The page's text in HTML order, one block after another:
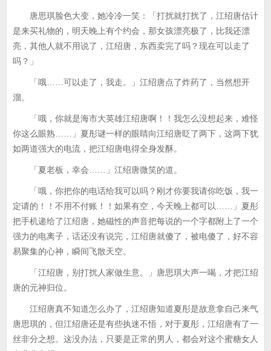
唐思琪脸色大变，她冷冷一笑：「打扰就打扰了，江绍唐估计
是来买礼物的，明天晚上有个约会，那女孩漂亮极了，比我还漂
亮，其他人就不用说了，江绍唐，东西卖完了吗？现在可以走了
吗？」
「哦……可以走了，我走。」江绍唐点了炸药了，当然想开
溜。
「哦，你就是海市大英雄江绍唐啊！！我怎么没想起来，难怪
你这么眼熟……」夏彤谜一样的眼睛向江绍唐眨了两下，这两下犹
如两道强大的电流，把江绍唐电得全身发酥。
「夏老板，幸会……」江绍唐微笑的道。
「哦，你把你的电话给我可以吗？刚才你要我请你吃饭，我一
定请的！！不用不付账！！如果有空，今天晚上都可以……」夏彤
把手机递给了江绍唐，她磁性的声音把每说的一个字都附上了一个
强力的电离子，话还没有说完，江绍唐就傻了，被电傻了，好不容
易聚集的心神，瞬间飞散天空。
「江绍唐，别打扰人家做生意。」唐思琪大声一喝，才把江绍
唐的元神归位。
江绍唐真不知道怎么办了，江绍唐知道夏彤是故意拿自己来气
唐思琪的，但江绍唐还是有些执迷不悟，对于夏彤，江绍唐有了一
丝非分之想。这没办法，只要是正常的男人，都会对这个蜜糖女人